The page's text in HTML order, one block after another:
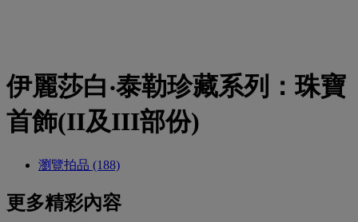
伊麗莎白‧泰勒珍藏系列：珠寶
首飾(II及III部份)
瀏覽拍品 (188)
更多精彩內容